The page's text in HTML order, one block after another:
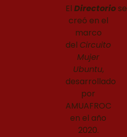
El Directoriose
creó en el
marco
del Circuito
Mujer
Ubuntu,
desarrollado
por
AMUAFROC
en el año
2020.